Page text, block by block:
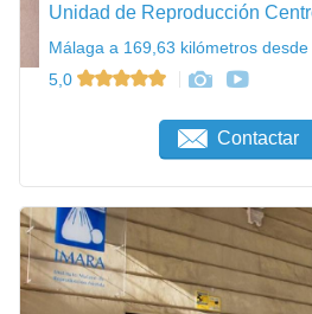
Unidad de Reproducción
Málaga a 169,63 kilómetros
5,0
Contactar